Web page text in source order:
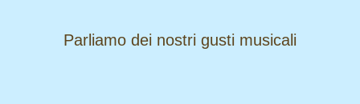
​​​​​​​Parliamo dei nostri gusti musicali